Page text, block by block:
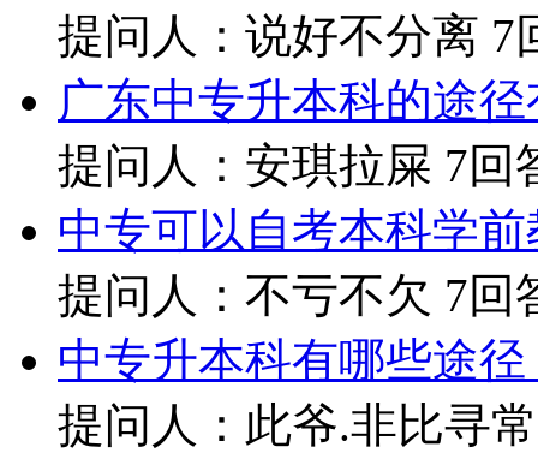
提问人：说好不分离 7
广东中专升本科的途
提问人：安琪拉屎 7回
中专可以自考本科学
提问人：不亏不欠 7回
中专升本科有哪些途
提问人：此爷.非比寻常